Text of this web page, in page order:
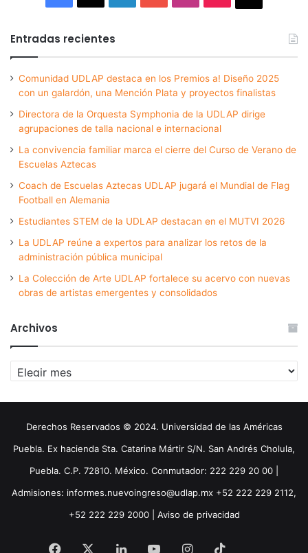
Entradas recientes
Comunidad UDLAP destaca en los Premios a! Diseño 2025
con un galardón, una Mención Plata y proyectos finalistas
Directora de la Orquesta Symphonia de la UDLAP dirige
agrupaciones de talla nacional e internacional
La convivencia familiar marca el cierre del Curso de Verano de
Escuelas Aztecas
Coach de Escuelas Aztecas UDLAP jugará el Mundial de Flag
Football en Alemania
Estudiantes STEM de la UDLAP destacan en el MUTVI 2026
La UDLAP reúne a expertos para analizar los retos de la
administración pública municipal
La Colección de Arte UDLAP fortalece su acervo con nuevas
obras de artistas emergentes y consolidados
Archivos
Archivos
Derechos Reservados © 2024. Universidad de las Américas
Puebla. Ex hacienda Sta. Catarina Mártir S/N. San Andrés Cholula,
Puebla. C.P. 72810. México. Conmutador: 222 229 20 00 |
Admisiones: informes.nuevoingreso@udlap.mx +52 222 229 2112,
+52 222 229 2000 | Aviso de privacidad
Facebook LinkedInYouTubeInstagram